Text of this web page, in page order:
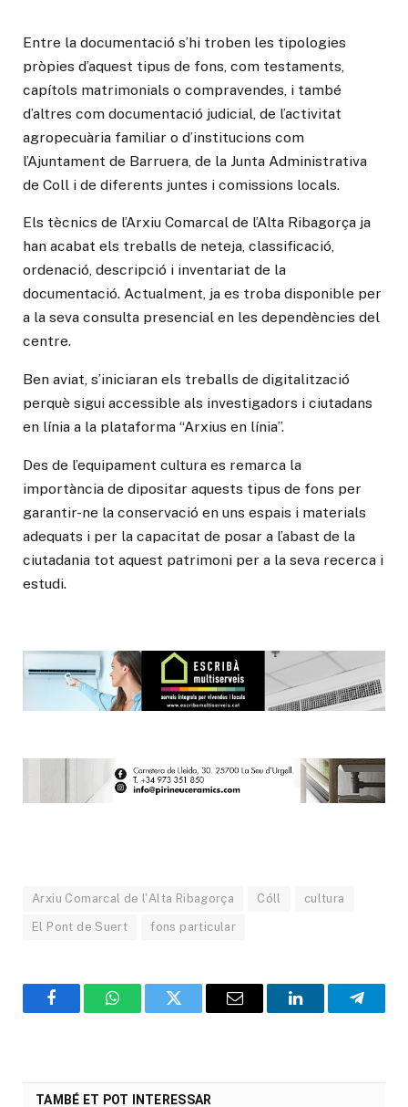
Entre la documentació s’hi troben les tipologies
pròpies d’aquest tipus de fons, com testaments,
capítols matrimonials o compravendes, i també
d’altres com documentació judicial, de l’activitat
agropecuària familiar o d’institucions com
l’Ajuntament de Barruera, de la Junta Administrativa
de Coll i de diferents juntes i comissions locals.
Els tècnics de l’Arxiu Comarcal de l’Alta Ribagorça ja
han acabat els treballs de neteja, classificació,
ordenació, descripció i inventariat de la
documentació. Actualment, ja es troba disponible per
a la seva consulta presencial en les dependències del
centre.
Ben aviat, s’iniciaran els treballs de digitalització
perquè sigui accessible als investigadors i ciutadans
en línia a la plataforma “Arxius en línia”.
Des de l’equipament cultura es remarca la
importància de dipositar aquests tipus de fons per
garantir-ne la conservació en uns espais i materials
adequats i per la capacitat de posar a l’abast de la
ciutadania tot aquest patrimoni per a la seva recerca i
estudi.
Arxiu Comarcal de l'Alta Ribagorça Cóll cultura
El Pont de Suert fons particular
FacebookWhatsAppTwitter Email LinkedIn
TAMBÉ ET POT INTERESSAR